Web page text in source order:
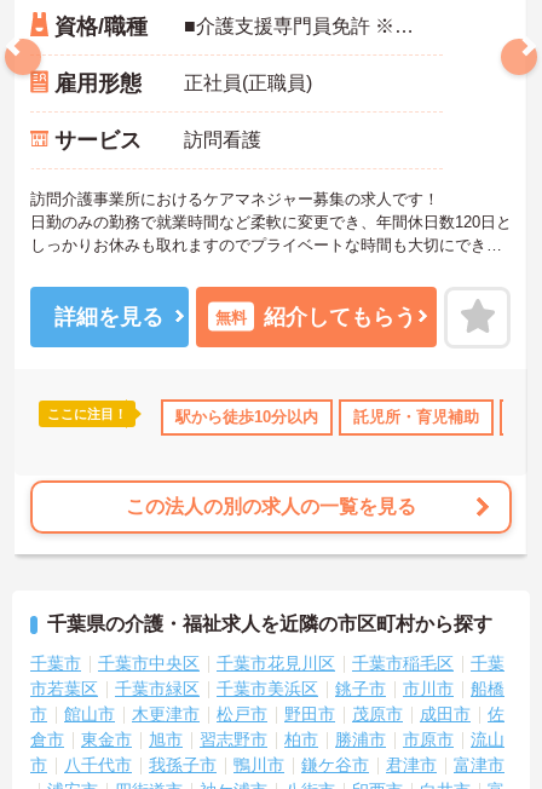
日勤のみ 年間休日110日以上 研修制度あり 高収入
資格/職種 ■介護支援専門員免許 ※自転車移動ですので自転車に乗れる方
雇用形態 正社員(正職員)
サービス 訪問看護
訪問介護事業所におけるケアマネジャー募集の求人です！
日勤のみの勤務で就業時間など柔軟に変更でき、年間休日数120日と
しっかりお休みも取れますのでプライベートな時間も大切にできま
ご興味ある方には、面接のポイントなど、さらに詳細をお話致しま
すのでお気軽にご相談ください。
詳細を見る 無料 紹介してもらう
ここに注目！ 駅から徒歩10分以内 託児所・育児補助
この法人の別の求人の一覧を見る
千葉県の介護・福祉求人を近隣の市区町村から探す
千葉市 千葉市中央区 千葉市花見川区 千葉市稲毛区
千葉
市若葉区
千葉市緑区 千葉市美浜区 銚子市 市川市
船橋
市
館山市 木更津市 松戸市 野田市 茂原市 成田市
佐
倉市
東金市 旭市 習志野市 柏市 勝浦市 市原市
流山
市
八千代市 我孫子市 鴨川市 鎌ケ谷市 君津市
富津市